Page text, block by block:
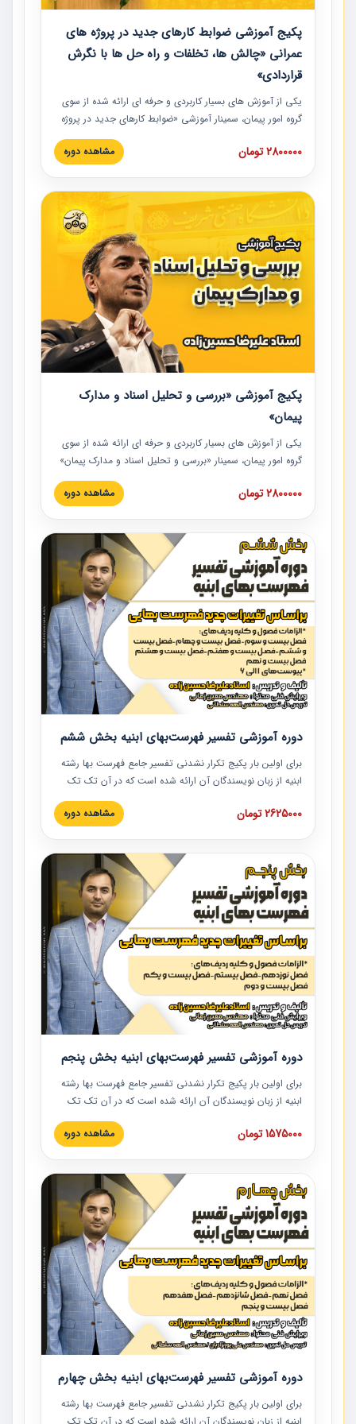
پکیج آموزشی ضوابط کارهای جدید در پروژه های
عمرانی «چالش ها، تخلفات و راه حل ها با نگرش
قراردادی»
یکی از آموزش‏‏‏‏‏‏ های بسیار کاربردی و حرفه‏ ای ارائه شده از سوی
گروه امور پیمان، سمینار آموزشی «ضوابط کارهای جدید در پروژه
های عمرانی» چالش ها، تخلفات و راه حل ها با نگرش قراردادی
است که در محل سندیکای شرکت های ساختمانی کشور ارائه شد.
مدارک پیمان به همراه تجربیات عملی ارائه شده است.
2800000 تومان مشاهده دوره
پکیج آموزشی «بررسی و تحلیل اسناد و مدارک
پیمان»
یکی از آموزش‏‏‏‏‏‏ های بسیار کاربردی و حرفه‏ ای ارائه شده از سوی
گروه امور پیمان، سمینار «بررسی و تحلیل اسناد و مدارک پیمان»
است که در دانشگاه صنعتی شریف ارائه شد. در این آموزش
نکات کلیدی مربوط به اسناد و مدارک پیمان، اولویت بندی اسناد
پیمان به همراه تجربیات عملی در این خصوص ارائه شده است.
2800000 تومان مشاهده دوره
دوره آموزشی تفسیر فهرست‌بهای ابنیه بخش ششم
برای اولین بار پکیج تکرار نشدنی تفسیر جامع فهرست بها رشته
ابنیه از زبان نویسندگان آن ارائه شده است که در آن تک تک
ردیف ها و مطالب فهرست بها تفسیر و ارائه شده است. این
دوره به صورت کامل تصویری بوده و به همراه تصاویر عملیات
دوره با کلام مهندس علیرضاحسین‌زاده مدیر پروژه مهندسی
مشاور در امر بازنگری فهرست بها رشته ابنیه ارائه شده و به تمام
همکارانی که در حوزه صنعت ساخت در حال فعالیت هستند حتما
توصیه می کنیم از مطالب این دوره استفاده نمایند.
2625000 تومان مشاهده دوره
دوره آموزشی تفسیر فهرست‌بهای ابنیه بخش پنجم
برای اولین بار پکیج تکرار نشدنی تفسیر جامع فهرست بها رشته
ابنیه از زبان نویسندگان آن ارائه شده است که در آن تک تک
ردیف ها و مطالب فهرست بها تفسیر و ارائه شده است. این
دوره به صورت کامل تصویری بوده و به همراه تصاویر عملیات
دوره با کلام مهندس علیرضاحسین‌زاده مدیر پروژه مهندسی
مشاور در امر بازنگری فهرست بها رشته ابنیه ارائه شده و به تمام
همکارانی که در حوزه صنعت ساخت در حال فعالیت هستند حتما
توصیه می کنیم از مطالب این دوره استفاده نمایند.
1575000 تومان مشاهده دوره
دوره آموزشی تفسیر فهرست‌بهای ابنیه بخش چهارم
برای اولین بار پکیج تکرار نشدنی تفسیر جامع فهرست بها رشته